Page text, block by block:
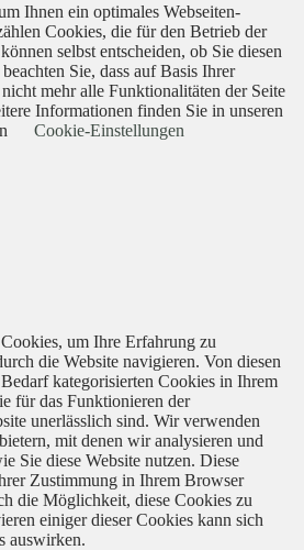
Ihnen ein optimales Webseiten-
Cookies, die für den Betrieb der
selbst entscheiden, ob Sie diesen
Sie, dass auf Basis Ihrer
mehr alle Funktionalitäten der Seite
Informationen finden Sie in unseren
Cookie-Einstellungen
um Ihre Erfahrung zu
die Website navigieren. Von diesen
kategorisierten Cookies in Ihrem
für das Funktionieren der
unerlässlich sind. Wir verwenden
mit denen wir analysieren und
Sie diese Website nutzen. Diese
Zustimmung in Ihrem Browser
die Möglichkeit, diese Cookies zu
einiger dieser Cookies kann sich
auswirken.